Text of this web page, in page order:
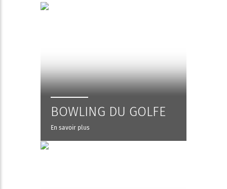
BOWLING DU GOLFE
En savoir plus